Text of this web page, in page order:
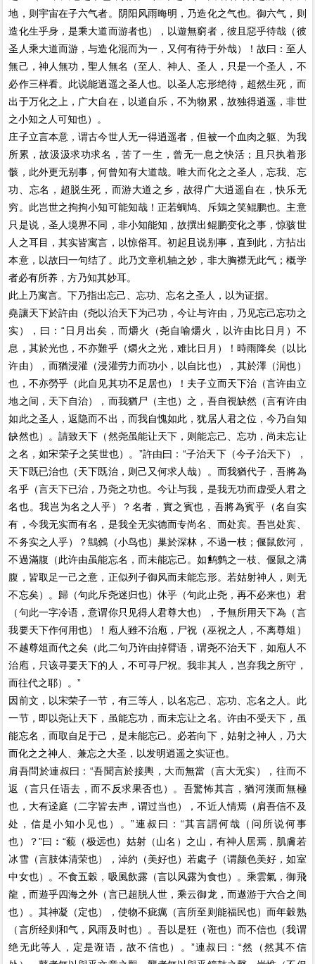
地，则宇宙在子六气者。阴阳风雨晦明，乃造化之气也。御六气，则
造化生乎身，是乘大道而游者也），以遊無窮者，彼且惡乎待哉（彼
圣人乘大道而游，与造化混而为一，又何有待于外哉）！故曰：至人
無己，神人無功，聖人無名（至人、神人、圣人，只是一个圣人，不
必作三样看。此说能逍遥之圣人也。以圣人忘形绝待，超然生死，而
出于万化之上，广大自在，以道自乐，不为物累，故独得逍遥，非世
之小知之人可知也）。
庄子立言本意，谓古今世人无一得逍遥者，但被一个血肉之躯、为我
所累，故汲汲求功求名，苦了一生，曾无一息之快活；且只执着形
骸，此外更无别事，何曾知有大道哉。唯大而化之之圣人，忘我、忘
功、忘名，超脱生死，而游大道之乡，故得广大逍遥自在，快乐无
穷。此岂世之拘拘小知可能知哉！正若蜩鸠、斥鴳之笑鲲鹏也。主意
只是说，圣人境界不同，非小知能知，故撰出鲲鹏变化之事，惊骇世
人之耳目，其实皆寓言，以惊俗耳。初起且说别事，直到此，方拈出
本意，以故曰一句结了。此乃文章机轴之妙，非大胸襟无此气；概学
者必有所养，方乃知其妙耳。
此上乃寓言。下乃指出忘己、忘功、忘名之圣人，以为证据。
堯讓天下於許由（尧以治天下为己功，今让与许由，乃见忘己忘功之
实），曰：“日月出矣，而爝火（尧自喻爝火，以许由比日月）不
息，其於光也，不亦難乎（爝火之光，难比日月）！時雨降矣（以比
许由），而猶浸灌（浸灌劳力而功小，以自比也），其於澤（润也）
也，不亦勞乎（此自见其功不足居也）！夫子立而天下治（言许由立
地之间，天下自治），而我猶尸（主也）之，吾自視缺然（言有许由
如此之圣人，返隐而不出，而我自愧如此，犹居人君之位，今乃自知
缺然也）。請致天下（然尧虽能让天下，则能忘己、忘功，尚未忘让
之名，如宋荣子之笑世也）。”許由曰：“子治天下（今子治天下），
天下既已治也（天下既治，则己又何求人哉）。而我猶代子，吾將為
名乎（言天下已治，乃尧之功也。今让与我，是我无功而虚受人君之
名也。我岂为名之人乎）？名者，實之賓也，吾將為賓乎（名自实
有，今我无实而有名，是我全无实德而专尚名、而处宾。吾岂处宾、
不务实之人乎）？鷦鷯（小鸟也）巢於深林，不過一枝；偃鼠飲河，
不過滿腹（此许由虽能忘名，而未能忘己。如鹪鹩之一枝、偃鼠之满
腹，皆取足一己之意，正似列子御风而未能忘形。若姑射神人，则无
不忘矣）。歸（句此斥尧迷归也）休乎（句此止尧，再不必来也）君
（句此一字冷语，意谓你只见得人君尊大也），予無所用天下為（言
我要天下作何用也）！庖人雖不治庖，尸祝（巫祝之人，不离尊俎）
不越尊俎而代之矣（此二句乃许由掉臂语，谓尧不治天下，如庖人不
治庖，只该寻要天下的人，不可寻尸祝。我非其人，岂弃我之所守，
而往代之耶）。”
因前文，以宋荣子一节，有三等人，以名忘己、忘功、忘名之人。此
一节，即以尧让天下，虽能忘功，而未忘让之名。许由不受天下，虽
能忘名，而取自足于己，是未能忘己。必若向下，姑射之神人，乃大
而化之之神人、兼忘之大圣，以发明逍遥之实证也。
肩吾問於連叔曰：“吾聞言於接輿，大而無當（言大无实），往而不
返（言只任语去，而不反求果否也）。吾驚怖其言，猶河漢而無極
也，大有迳庭（二字皆去声，谓过当也），不近人情焉（肩吾信不及
处，信是小知小见也）。”連叔曰：“其言謂何哉（问所说何事
也）？”曰︰“藐（极远也）姑射（山名）之山，有神人居焉，肌膚若
冰雪（言肢体清荣也），淖約（美好也）若處子（谓颜色美好，如室
中女也）。不食五穀，吸風飲露（言以风露为食也）。乘雲氣，御飛
龍，而遊乎四海之外（言已超脱人世，乘云御龙，而遨游于六合之间
也）。其神凝（定也），使物不疵癘（言所至则能福民也）而年穀熟
（言所经则和气，风雨及时也）。吾以是狂（诳也）而不信也（我谓
绝无此等人，定是诳语，故不信也）。”連叔曰：“然（然其不信